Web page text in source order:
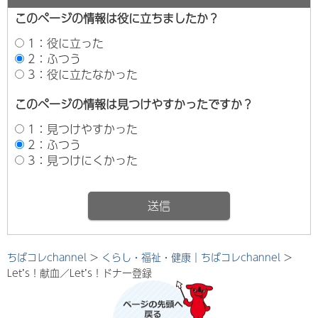
このページの情報は役に立ちましたか？
1：役に立った
2：ふつう
3：役に立たなかった
このページの情報は見つけやすかったですか？
1：見つけやすかった
2：ふつう
3：見つけにくかった
ちばコレchannel > くらし・福祉・健康｜ちばコレchannel >
Let’s！献血／Let’s！ドナー登録